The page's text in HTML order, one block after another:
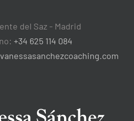
del Saz - Madrid
+34 625 114 084